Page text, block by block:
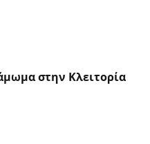
στην Κλειτορία